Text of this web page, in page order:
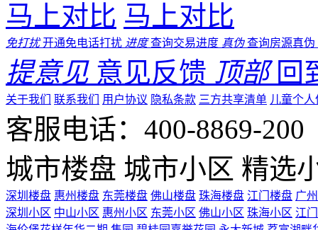
马上对比 马上对比
免打扰 开通免电话打扰 进度 查询交易进度 真伪 查询房源真伪
提意见 意见反馈 顶部 回
关于我们 联系我们 用户协议 隐私条款 三方共享清单 儿童个
客服电话：400-8869-200
城市楼盘 城市小区 精选
深圳楼盘 惠州楼盘 东莞楼盘 佛山楼盘 珠海楼盘 江门楼盘 广
深圳小区 中山小区 惠州小区 东莞小区 佛山小区 珠海小区 江